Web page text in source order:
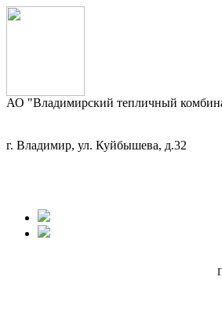
АО "Владимирский тепличный
г. Владимир, ул. Куйбышева, д.32